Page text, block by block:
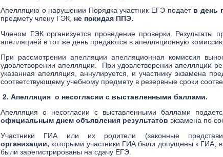
Апелляцию о нарушении Порядка участник ЕГЭ подает в день
предмету члену ГЭК, не покидая ППЭ.
Членом ГЭК организуется проведение проверки.
апелляцией в тот же день предаются в апелляционную
При рассмотрении апелляции апелляционная комиссия
удовлетворении апелляции. При удовлетворении апелляции
указанная апелляция, аннулируется, и участнику экзамена
соответствующему учебному предмету в резервные сроки
2. Апелляция о несогласии с выставленными баллами.
Апелляция о несогласии с выставленными баллами
официальным днем объявления результатов экзамена по
Участники ГИА или их родители (законные
организации, которыми участники ГИА были допущены к ГИА,
были зарегистрированы на сдачу ЕГЭ.